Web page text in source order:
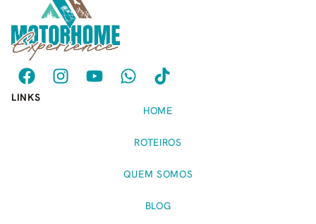
LINKS
HOME
ROTEIROS
QUEM SOMOS
BLOG